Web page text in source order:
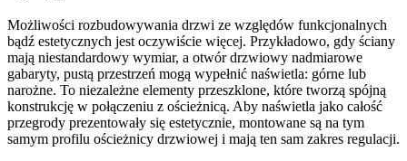
Możliwości rozbudowywania drzwi ze względów funkcjonalnych
bądź estetycznych jest oczywiście więcej. Przykładowo, gdy ściany
mają niestandardowy wymiar, a otwór drzwiowy nadmiarowe
gabaryty, pustą przestrzeń mogą wypełnić naświetla: górne lub
narożne. To niezależne elementy przeszklone, które tworzą spójną
konstrukcję w połączeniu z ościeżnicą. Aby naświetla jako całość
przegrody prezentowały się estetycznie, montowane są na tym
samym profilu ościeżnicy drzwiowej i mają ten sam zakres regulacji.